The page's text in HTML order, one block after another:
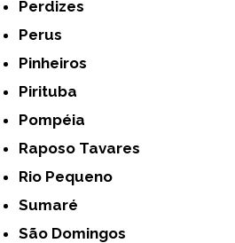
Perdizes
Perus
Pinheiros
Pirituba
Pompéia
Raposo Tavares
Rio Pequeno
Sumaré
São Domingos